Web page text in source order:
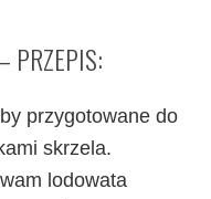
– PRZEPIS:
przygotowane do
skrzela.
lodowata